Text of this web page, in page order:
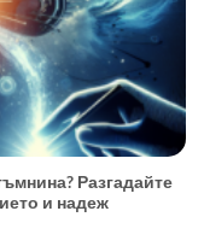
Разгадайте
и надеж